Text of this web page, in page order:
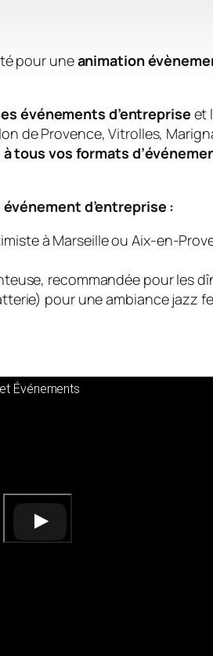
pour uneanimation
événements d’entreprise et
de Provence, Vitrolles,
tous vos formats
d’entreprise :
à Marseille ou Aix-en-
recommandée pour les
pour une ambiance jazz
Événements